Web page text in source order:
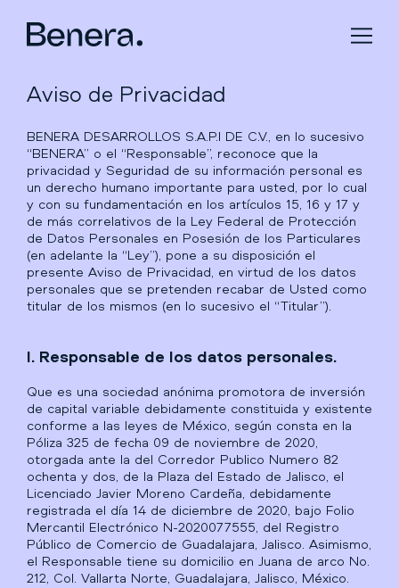
Aviso de Privacidad
BENERA DESARROLLOS S.A.P.I DE C.V., en lo sucesivo
“BENERA” o el “Responsable”, reconoce que la
privacidad y Seguridad de su información personal es
un derecho humano importante para usted, por lo cual
y con su fundamentación en los artículos 15, 16 y 17 y
de más correlativos de la Ley Federal de Protección
de Datos Personales en Posesión de los Particulares
(en adelante la “Ley”), pone a su disposición el
presente Aviso de Privacidad, en virtud de los datos
personales que se pretenden recabar de Usted como
titular de los mismos (en lo sucesivo el “Titular”).
I. Responsable de los datos personales.
Que es una sociedad anónima promotora de inversión
de capital variable debidamente constituida y existente
conforme a las leyes de México, según consta en la
Póliza 325 de fecha 09 de noviembre de 2020,
otorgada ante la del Corredor Publico Numero 82
ochenta y dos, de la Plaza del Estado de Jalisco, el
Licenciado Javier Moreno Cardeña, debidamente
registrada el día 14 de diciembre de 2020, bajo Folio
Mercantil Electrónico N-2020077555, del Registro
Público de Comercio de Guadalajara, Jalisco. Asimismo,
el Responsable tiene su domicilio en Juana de arco No.
212, Col. Vallarta Norte, Guadalajara, Jalisco, México.